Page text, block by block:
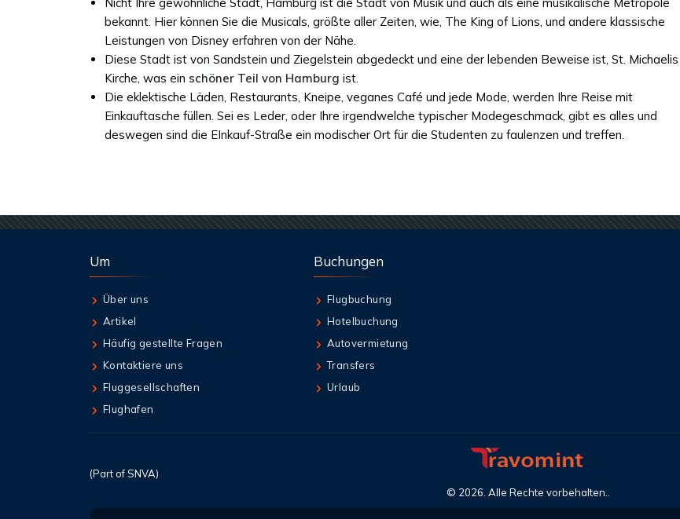
bekannt. Hier können Sie die Musicals, größte aller Zeiten, wie, The King of Lions, und andere klassische
Leistungen von Disney erfahren von der Nähe.
Diese Stadt ist von Sandstein und Ziegelstein abgedeckt und eine der lebenden Beweise ist, St. Michaelis
Kirche, was ein schöner Teil von Hamburg ist.
Die eklektische Läden, Restaurants, Kneipe, veganes Café und jede Mode, werden Ihre Reise mit
Einkauftasche füllen. Sei es Leder, oder Ihre irgendwelche typischer Modegeschmack, gibt es alles und
deswegen sind die EInkauf-Straße ein modischer Ort für die Studenten zu faulenzen und treffen.
Um
Über uns
Artikel
Häufig gestellte Fragen
Kontaktiere uns
Fluggesellschaften
Flughafen
Buchungen
Flugbuchung
Hotelbuchung
Autovermietung
Transfers
Urlaub
(Part of SNVA)
© 2026 . Alle Rechte vorbehalten..